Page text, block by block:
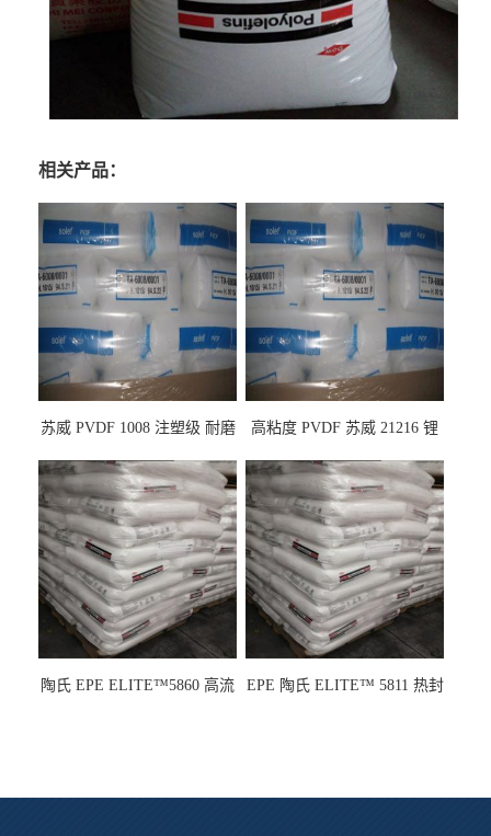
相关产品：
苏威 PVDF 1008 注塑级 耐磨
龙
高粘度 PVDF 苏威 21216 锂
陶氏 EPE ELITE™5860 高流
EPE 陶氏 ELITE™ 5811 热封